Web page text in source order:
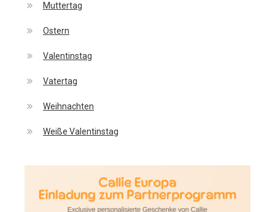
Muttertag
Ostern
Valentinstag
Vatertag
Weihnachten
Weiße Valentinstag